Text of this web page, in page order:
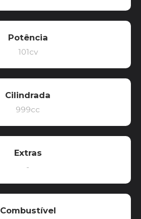
Potência
101cv
Cilindrada
999cc
Extras
-
Combustível